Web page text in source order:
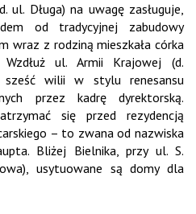
ul. Długa) na uwagę zasługuje,
od tradycyjnej zabudowy
wraz z rodziną mieszkała córka
ul. Armii Krajowej (d.
wilii w stylu renesansu
przez kadrę dyrektorską.
się przed rezydencją
– to zwana od nazwiska
Bliżej Bielnika, przy ul. S.
usytuowane są domy dla